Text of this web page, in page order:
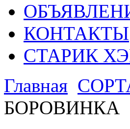
КОНТАКТЫ
СТАРИК
Главная
БОРОВИНКА